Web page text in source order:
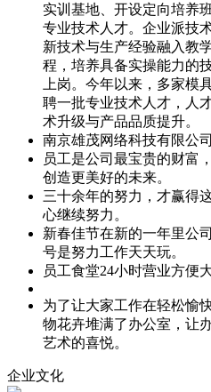
实训基地、开设定向培养
专业技术人才。企业派技
新技术与生产经验融入教
程，培养具备实操能力的
上岗。今年以来，多家模
聘一批专业技术人才，人
术升级与产品品质提升。
南京雄茂网络科技有限公
员工是公司最宝贵的财富
创造更美好的未来。
三十余年的努力，才赢得
心继续努力。
新春佳节在新的一年里公
号是努力工作天天玩。
员工食堂24小时营业方便
为了让大家工作在轻松愉
物花卉堆满了办公室，让
艺术的喜悦。
企业文化